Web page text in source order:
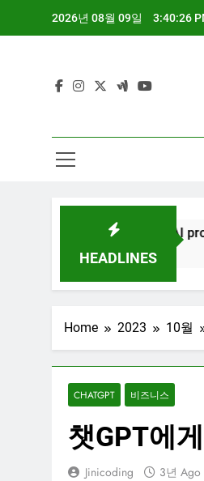
2026년 08월 09일 3:40:28
HEADLINES
Generative AI project lifecycle
Home 2023 10월
CHATGPT 비즈니스
챗GPT에
Jinicoding 3년 Ago